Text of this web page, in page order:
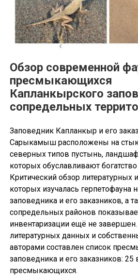
достижения
и
перспективы
в
веке”
Обзор современной
пресмыкающихся
Капланкырского
сопредельных
Заповедник Капланкыр и его
Сарыкамыш расположены на
северных типов пустынь,
которых обуславливают
Критический обзор литературных
которых изучалась герпетофауна
заповедника и его заказников, а
сопредельных районов
инвентаризации ещё не
литературных данных и
авторами составлен список
заповедника и его заказников: 25
пресмыкающихся.